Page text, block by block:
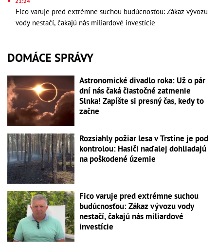
Fico varuje pred extrémne suchou budúcnosťou: Zákaz vývozu
vody nestačí, čakajú nás miliardové investície
DOMÁCE SPRÁVY
Astronomické divadlo roka: Už o pár
dní nás čaká čiastočné zatmenie
Slnka! Zapíšte si presný čas, kedy to
začne
Rozsiahly požiar lesa v Trstíne je pod
kontrolou: Hasiči naďalej dohliadajú
na poškodené územie
Fico varuje pred extrémne suchou
budúcnosťou: Zákaz vývozu vody
nestačí, čakajú nás miliardové
investície